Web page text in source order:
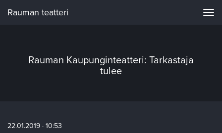
Rauman teatteri
Rauman Kaupunginteatteri: Tarkastaja
tulee
22.01.2019 · 10:53